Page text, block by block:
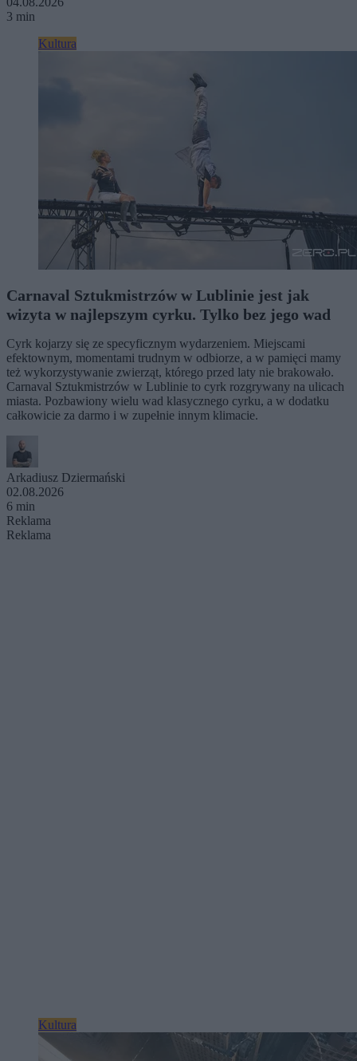
3 min
Kultura
Carnaval Sztukmistrzów w Lublinie jest jak
wizyta w najlepszym cyrku. Tylko bez jego wad
Cyrk kojarzy się ze specyficznym wydarzeniem. Miejscami
efektownym, momentami trudnym w odbiorze, a w pamięci mamy
też wykorzystywanie zwierząt, którego przed laty nie brakowało.
Carnaval Sztukmistrzów w Lublinie to cyrk rozgrywany na ulicach
miasta. Pozbawiony wielu wad klasycznego cyrku, a w dodatku
całkowicie za darmo i w zupełnie innym klimacie.
Arkadiusz Dziermański
02.08.2026
6 min
Reklama
Reklama
Kultura